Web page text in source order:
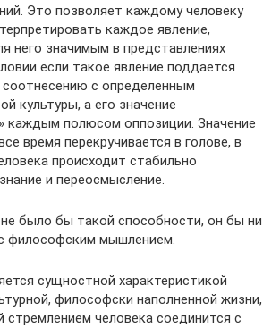
Это позволяет каждому человеку
каждое явление,
него значимым в представлениях
если такое явление поддается
с определенным
культуры, а его значение
каждым полюсом оппозиции. Значение
время перекручивается в голове, в
происходит стабильно
и переосмысление.
не было бы такой способности, он бы ни
философским мышлением.
сущностной характеристикой
философски наполненной жизни,
стремлением человека соединится с